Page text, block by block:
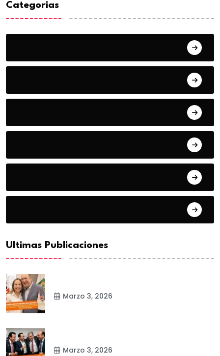
Categorias
Ultimas Publicaciones
Marzo 3, 2026
Marzo 3, 2026